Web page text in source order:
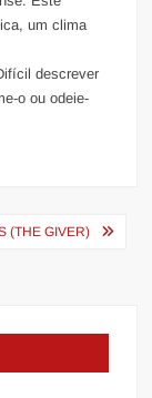
um clima
descrever
o ou odeie-
(THE GIVER)